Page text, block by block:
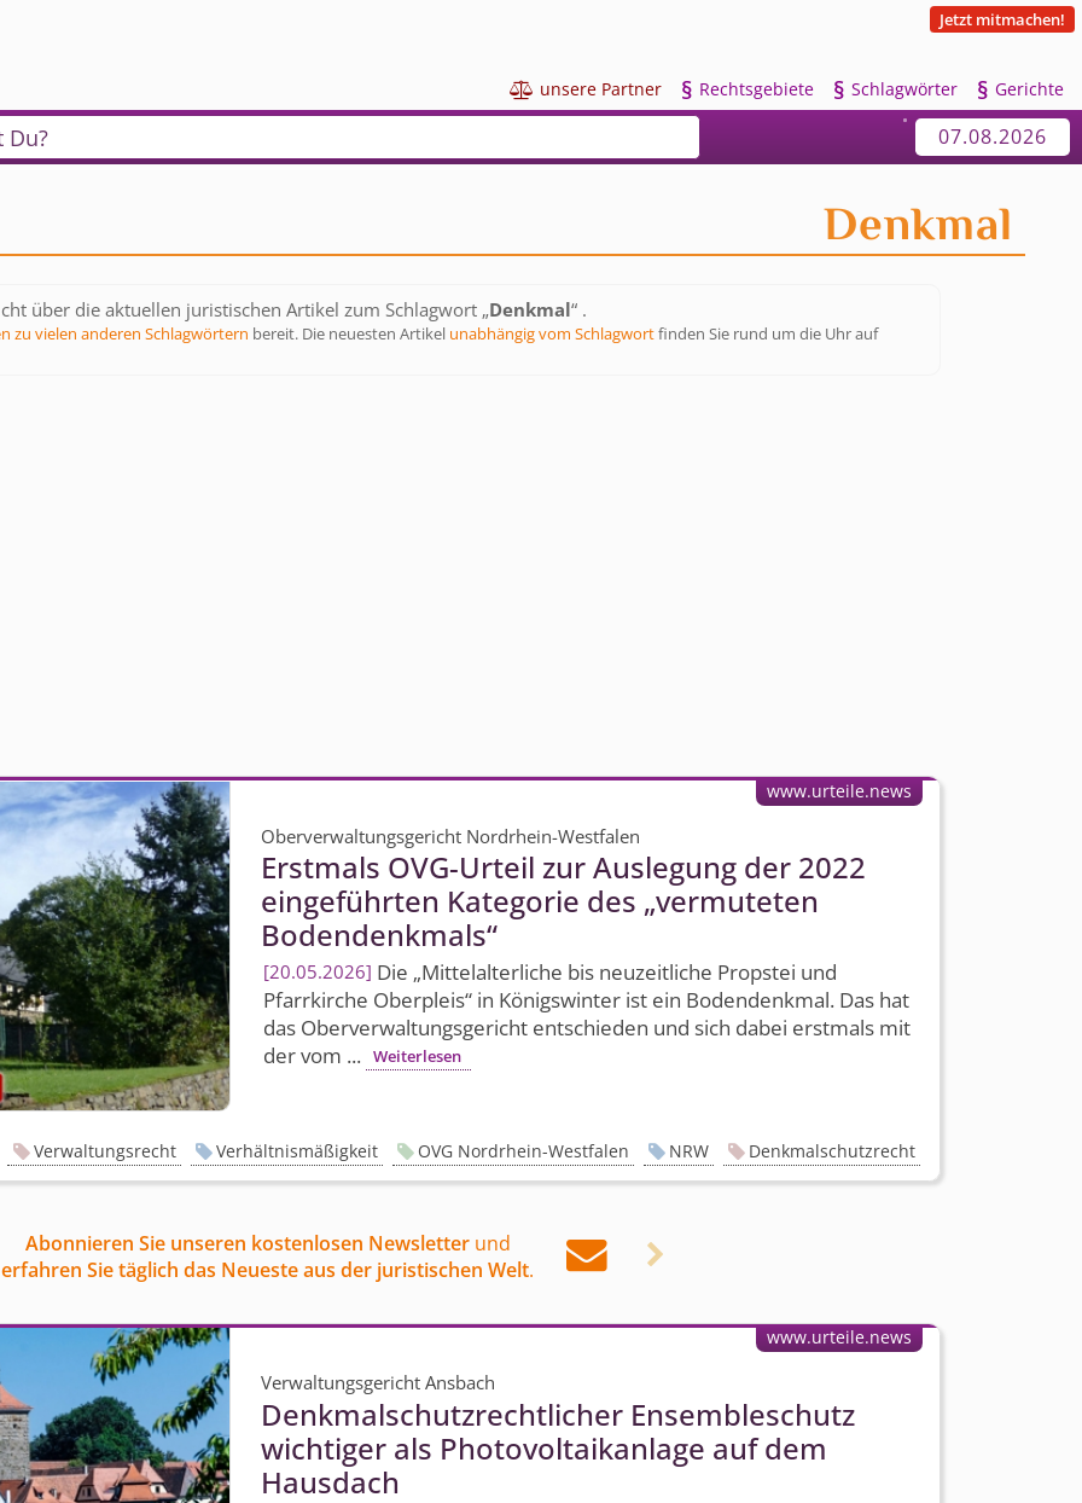
Jetzt mitmachen!
 unsere Partner § Rechtsgebiete § Schlagwörter § Gerichte
Du? 07.08.2026
Denkmal
über die aktuellen juristischen Artikel zum Schlagwort „Denkmal“ .
zu vielen anderen Schlagwörtern bereit. Die neuesten Artikel unabhängig vom Schlagwortfinden Sie rund um die Uhr auf
Oberverwaltungsgericht Nordrhein-Westfalen
Erstmals OVG-Urteil zur Auslegung der 2022
eingeführten Kategorie des „vermuteten
Bodendenkmals“
20.05.2026 Die „Mittelalterliche bis neuzeitliche Propstei und
Pfarrkirche Oberpleis“ in Königswinter ist ein Bodendenkmal. Das hat
das Oberverwal­tungsgericht entschieden und sich dabei erstmals mit
der vom ... Weiterlesen
www.urteile.news
Verwaltungsrecht Verhältnismäßigkeit OVG Nordrhein-Westfalen NRW Denkmalschutzrecht
Abonnieren Sie unseren kostenlosen Newsletterund
erfahren Sie täglich das Neueste aus der juristischen Welt.  
Verwaltungsgericht Ansbach
Denkmalschutz­rechtlicher Ensembleschutz
wichtiger als Photovoltaikanlage auf dem
Hausdach
www.urteile.news